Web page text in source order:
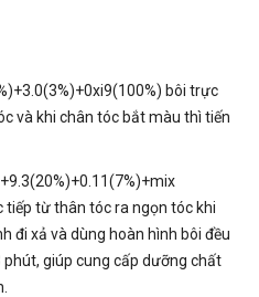
bôi trực
và khi chân tóc bắt màu thì tiến
từ thân tóc ra ngọn tóc khi
đi xả và dùng hoàn hình bôi đều
giúp cung cấp dưỡng chất